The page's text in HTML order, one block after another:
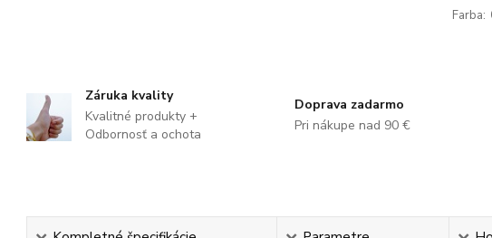
Farba:
Záruka kvality
Kvalitné produkty +
Odbornosť a ochota
Doprava zadarmo
Pri nákupe nad 90 €